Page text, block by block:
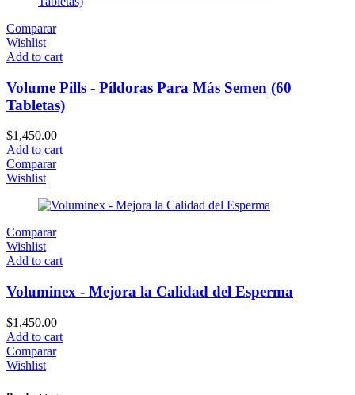
Comparar
Wishlist
Add to cart
Volume Pills - Píldoras Para Más Semen (60
Tabletas)
$1,450.00
Add to cart
Comparar
Wishlist
Comparar
Wishlist
Add to cart
Voluminex - Mejora la Calidad del Esperma
$1,450.00
Add to cart
Comparar
Wishlist